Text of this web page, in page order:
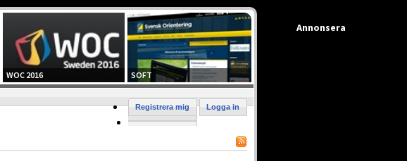
WOC 2016 SOFT
Logga in
Registrera mig
Annonsera